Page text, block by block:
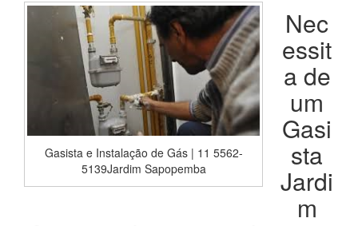
Gasista e Instalação de Gás | 11 5562-
5139Jardim Sapopemba
Nec
essit
a de
um
Gasi
sta
Jardi
m